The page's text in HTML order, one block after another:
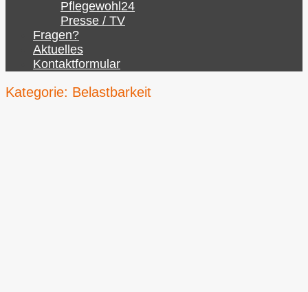
Pflegewohl24
Presse / TV
Fragen?
Aktuelles
Kontaktformular
Kategorie: Belastbarkeit